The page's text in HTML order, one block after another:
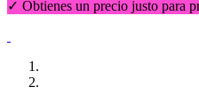
✓ Obtienes un precio justo para